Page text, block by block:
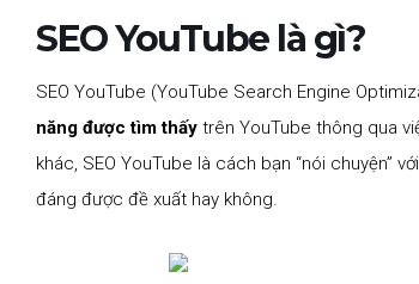
SEO YouTube là gì?
SEO YouTube (YouTube Search Engine
năng được tìm thấy trên YouTube thông qua
khác, SEO YouTube là cách bạn “nói chuyện”
đáng được đề xuất hay không.